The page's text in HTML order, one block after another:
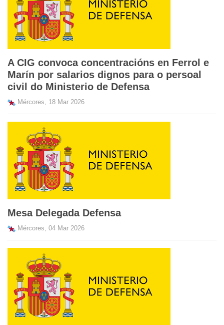
A CIG convoca concentracións en Ferrol e
Marín por salarios dignos para o persoal
civil do Ministerio de Defensa
Mércores, 18 Mar 2026
Mesa Delegada Defensa
Mércores, 04 Mar 2026